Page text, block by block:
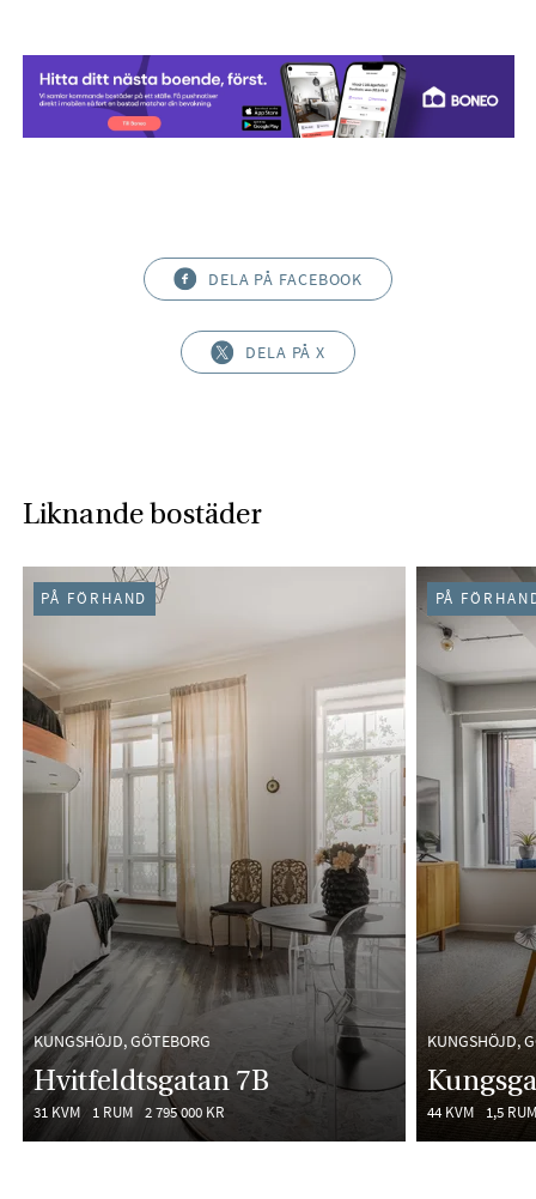
DELA PÅ FACEBOOK
DELA PÅ X
Liknande bostäder
KUNGSHÖJD, GÖTEBORG
Hvitfeldtsgatan 7B
31 KVM 1 RUM 2 795 000 KR
PÅ FÖRHAND
KUNGSHÖJD,
44 KVM 1,5 RUM
PÅ